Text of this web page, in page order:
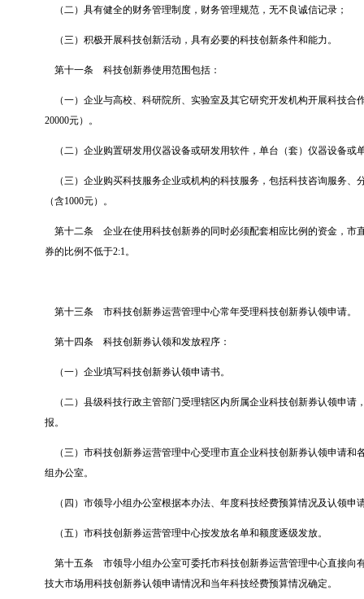
（二）具有健全的财务管理制度，财务管理规范，无不良诚信记录；
（三）积极开展科技创新活动，具有必要的科技创新条件和能力。
第十一条 科技创新券使用范围包括：
（一）企业与高校、科研院所、实验室及其它研究开发机构开展科技
20000元）。
（二）企业购置研发用仪器设备或研发用软件，单台（套）仪器设备或
（三）企业购买科技服务企业或机构的科技服务，包括科技咨询服务
（含1000元）。
第十二条
企业在使用科技创新券的同时必须配套相应比例的资金，市
券的比例不低于2:1。
第十三条 市科技创新券运营管理中心常年受理科技创新券认领申请。
第十四条 科技创新券认领和发放程序：
（一）企业填写科技创新券认领申请书。
（二）县级科技行政主管部门受理辖区内所属企业科技创新券认领申
报。
（三）市科技创新券运营管理中心受理市直企业科技创新券认领申请
组办公室。
（四）市领导小组办公室根据本办法、年度科技经费预算情况及认领
（五）市科技创新券运营管理中心按发放名单和额度逐级发放。
第十五条
市领导小组办公室可委托市科技创新券运营管理中心直接
技大市场用科技创新券认领申请情况和当年科技经费预算情况确定。